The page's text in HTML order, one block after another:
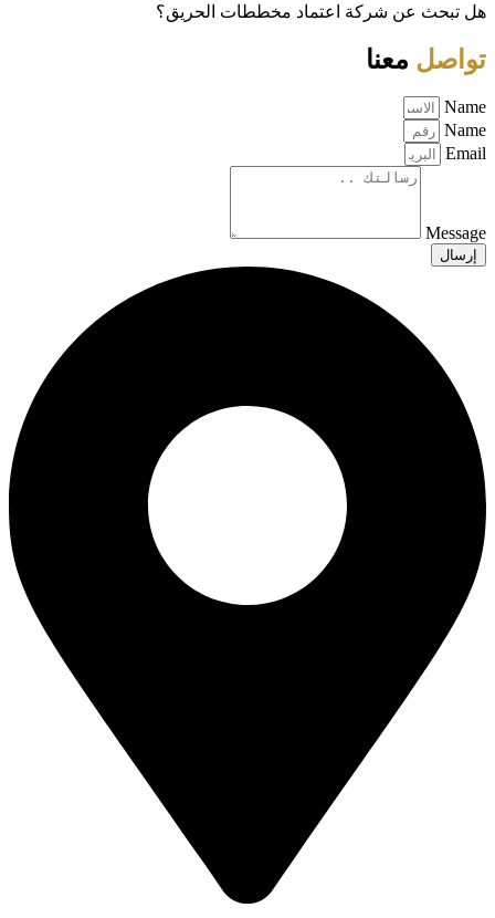
هل تبحث عن شركة اعتماد مخططات الحريق؟
تواصل معنا
Name
Name
Email
Message
إرسال